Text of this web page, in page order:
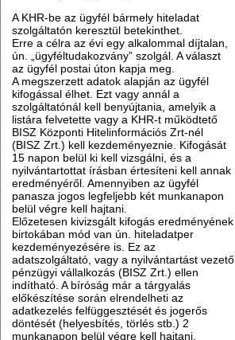
A KHR-be az ügyfél bármely hiteladat
szolgáltatón keresztül betekinthet.
Erre a célra az évi egy alkalommal díjtalan,
ún. „ügyféltudakozvány” szolgál. A választ
az ügyfél postai úton kapja meg.
A megszerzett adatok alapján az ügyfél
kifogással élhet. Ezt vagy annál a
szolgáltatónál kell benyújtania, amelyik a
listára felvetette vagy a KHR-t működtető
BISZ Központi Hitelinformációs Zrt-nél
(BISZ Zrt.) kell kezdeményeznie. Kifogását
15 napon belül ki kell vizsgálni, és a
nyilvántartottat írásban értesíteni kell annak
eredményéről. Amennyiben az ügyfél
panasza jogos legfeljebb két munkanapon
belül végre kell hajtani.
Előzetesen kivizsgált kifogás eredményének
birtokában mód van ún. hiteladatper
kezdeményezésére is. Ez az
adatszolgáltató, vagy a nyilvántartást vezető
pénzügyi vállalkozás (BISZ Zrt.) ellen
indítható. A bíróság már a tárgyalás
előkészítése során elrendelheti az
adatkezelés felfüggesztését és jogerős
döntését (helyesbítés, törlés stb.) 2
munkanapon belül végre kell hajtani.